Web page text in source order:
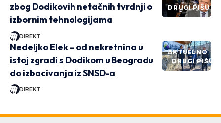
DRUGI PIŠU
zbog Dodikovih netačnih tvrdnji o
izbornim tehnologijama
DIREKT
AKTUELNO
DRUGI PIŠU
Nedeljko Elek – od nekretnina u
istoj zgradi s Dodikom u Beogradu
do izbacivanja iz SNSD-a
DIREKT